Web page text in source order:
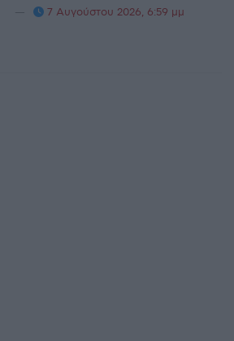
7 Αυγούστου 2026, 6:59 μμ